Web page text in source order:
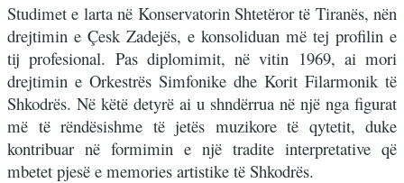
Studimet e larta në Konservatorin Shtetëror të Tiranës, nën
drejtimin e Çesk Zadejës, e konsoliduan më tej profilin e
tij profesional. Pas diplomimit, në vitin 1969, ai mori
drejtimin e Orkestrës Simfonike dhe Korit Filarmonik të
Shkodrës. Në këtë detyrë ai u shndërrua në një nga figurat
më të rëndësishme të jetës muzikore të qytetit, duke
kontribuar në formimin e një tradite interpretative që
mbetet pjesë e memories artistike të Shkodrës.